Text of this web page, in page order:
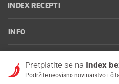
INDEX RECEPTI
INFO
korištenja
Postavke kolačića
Pretplatite se na Index
Podržite neovisno novinarstvo i